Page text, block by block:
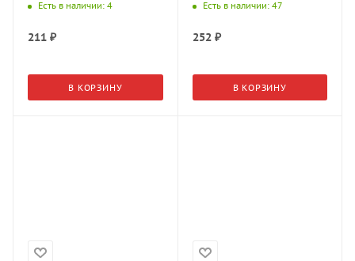
Есть в наличии: 4
211 ₽
В КОРЗИНУ
Есть в наличии: 47
252₽
В КОРЗИНУ